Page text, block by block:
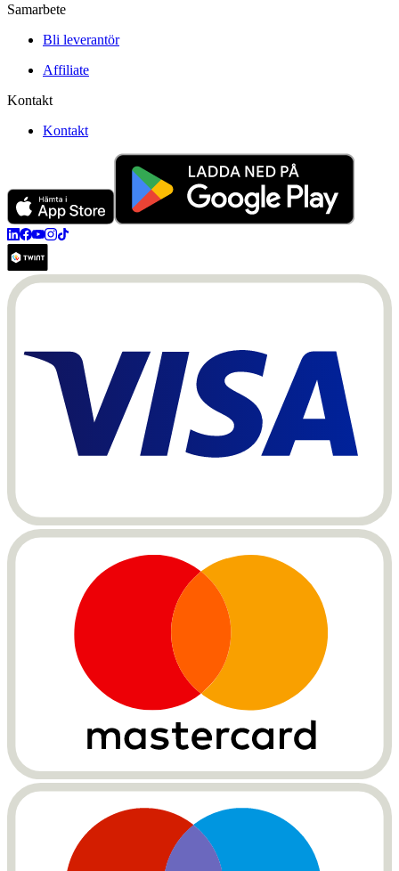
Samarbete
Bli leverantör
Affiliate
Kontakt
Kontakt